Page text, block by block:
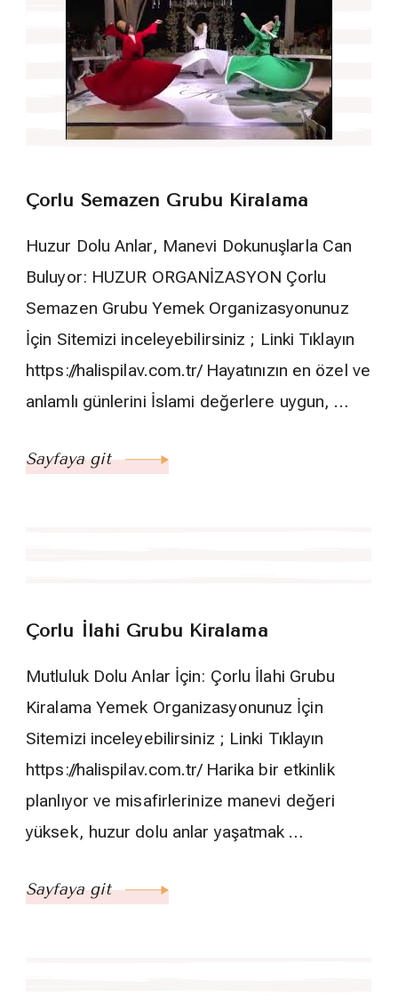
Çorlu Semazen Grubu Kiralama
Huzur Dolu Anlar, Manevi Dokunuşlarla Can
Buluyor: HUZUR ORGANİZASYON Çorlu
Semazen Grubu Yemek Organizasyonunuz
İçin Sitemizi inceleyebilirsiniz ; Linki Tıklayın
https://halispilav.com.tr/ Hayatınızın en özel ve
anlamlı günlerini İslami değerlere uygun, …
Sayfaya git
Çorlu İlahi Grubu Kiralama
Mutluluk Dolu Anlar İçin: Çorlu İlahi Grubu
Kiralama Yemek Organizasyonunuz İçin
Sitemizi inceleyebilirsiniz ; Linki Tıklayın
https://halispilav.com.tr/ Harika bir etkinlik
planlıyor ve misafirlerinize manevi değeri
yüksek, huzur dolu anlar yaşatmak …
Sayfaya git